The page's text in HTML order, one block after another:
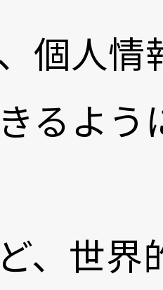
個人情
るよう
、世界